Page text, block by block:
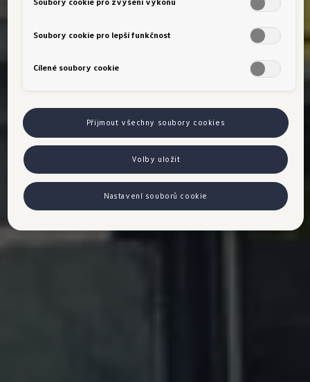
Soubory cookie pro lepší funkčnost
Cílené soubory cookie
Přijmout všechny soubory cookies
Volby uložit
Nastavení souborů cookie